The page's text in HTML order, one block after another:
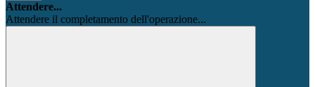
Attendere...
Attendere il completamento dell'operazione...